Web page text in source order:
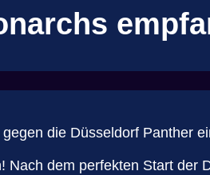
die Düsseldorf Panther
Nach dem perfekten Start der